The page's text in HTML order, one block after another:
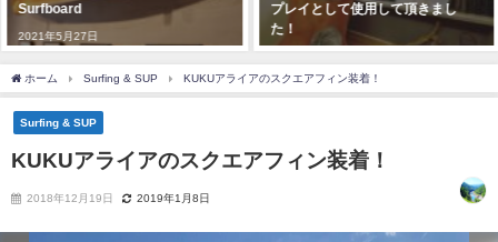
Surfboard
2021年5月27日
プレイとして使用して頂きまし
た！
ホーム Surfing & SUP KUKUアライアのスクエアフィン装着！
Surfing & SUP
KUKUアライアのスクエアフィン装着！
2018年12月19日 2019年1月8日